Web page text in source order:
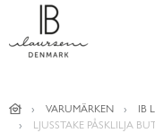
VARUMÄRKEN
IB
LJUSSTAKE PÅSKLILJA